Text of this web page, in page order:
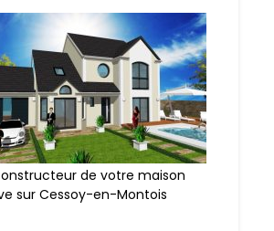
de votre maison
sur Cessoy-en-Montois